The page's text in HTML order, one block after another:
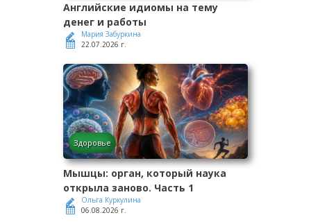
Английские идиомы на тему
денег и работы
Мария Забуркина
22.07.2026 г.
Здоровье
Мышцы: орган, который наука
открыла заново. Часть 1
Ольга Куркулина
06.08.2026 г.